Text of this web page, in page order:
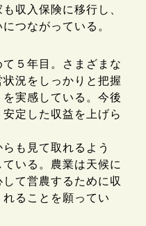
収入保険に移行し、
つながっている。
５年目。さまざまな
況をしっかりと把握
実感している。今後
定した収益を上げら
も見て取れるよう
いる。農業は天候に
て営農するために収
ることを願ってい